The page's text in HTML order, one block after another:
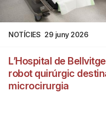
NOTÍCIES 29 juny 2026
L’Hospital de
robot quirúrgic
microcirurgia